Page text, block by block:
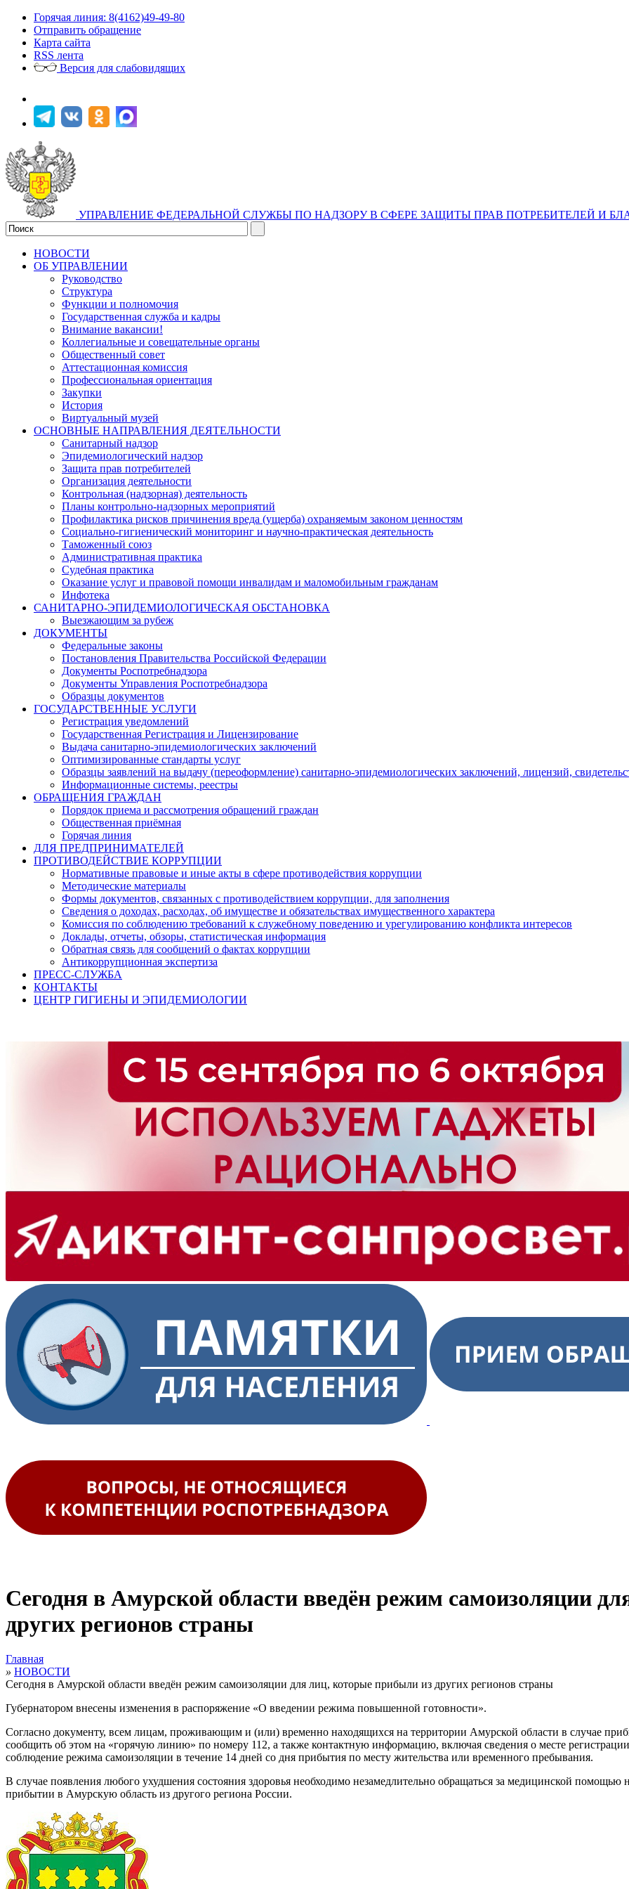
Горячая линия: 8(4162)49-49-80
Отправить обращение
Карта сайта
RSS лента
Версия для слабовидящих
УПРАВЛЕНИЕ ФЕДЕРАЛЬНОЙ СЛУЖБЫ ПО НАДЗОРУ В СФЕРЕ ЗАЩИТЫ ПРАВ ПОТРЕБИТЕЛЕЙ И
НОВОСТИ
ОБ УПРАВЛЕНИИ
Руководство
Структура
Функции и полномочия
Государственная служба и кадры
Внимание вакансии!
Коллегиальные и совещательные органы
Общественный совет
Аттестационная комиссия
Профессиональная ориентация
Закупки
История
Виртуальный музей
ОСНОВНЫЕ НАПРАВЛЕНИЯ ДЕЯТЕЛЬНОСТИ
Санитарный надзор
Эпидемиологический надзор
Защита прав потребителей
Организация деятельности
Контрольная (надзорная) деятельность
Планы контрольно-надзорных мероприятий
Профилактика рисков причинения вреда (ущерба) охраняемым законом ценностям
Социально-гигиенический мониторинг и научно-практическая деятельность
Таможенный союз
Административная практика
Судебная практика
Оказание услуг и правовой помощи инвалидам и маломобильным гражданам
Инфотека
САНИТАРНО-ЭПИДЕМИОЛОГИЧЕСКАЯ ОБСТАНОВКА
Выезжающим за рубеж
ДОКУМЕНТЫ
Федеральные законы
Постановления Правительства Российской Федерации
Документы Роспотребнадзора
Документы Управления Роспотребнадзора
Образцы документов
ГОСУДАРСТВЕННЫЕ УСЛУГИ
Регистрация уведомлений
Государственная Регистрация и Лицензирование
Выдача санитарно-эпидемиологических заключений
Оптимизированные стандарты услуг
Образцы заявлений на выдачу (переоформление) санитарно-эпидемиологических заключений, лицензий,
Информационные системы, реестры
ОБРАЩЕНИЯ ГРАЖДАН
Порядок приема и рассмотрения обращений граждан
Общественная приёмная
Горячая линия
ДЛЯ ПРЕДПРИНИМАТЕЛЕЙ
ПРОТИВОДЕЙСТВИЕ КОРРУПЦИИ
Нормативные правовые и иные акты в сфере противодействия коррупции
Методические материалы
Формы документов, связанных с противодействием коррупции, для заполнения
Сведения о доходах, расходах, об имуществе и обязательствах имущественного характера
Комиссия по соблюдению требований к служебному поведению и урегулированию конфликта интересов
Доклады, отчеты, обзоры, статистическая информация
Обратная связь для сообщений о фактах коррупции
Антикоррупционная экспертиза
ПРЕСС-СЛУЖБА
КОНТАКТЫ
ЦЕНТР ГИГИЕНЫ И ЭПИДЕМИОЛОГИИ
Сегодня в Амурской области введён режим самоизоляции
других регионов страны
Главная
» НОВОСТИ
Сегодня в Амурской области введён режим самоизоляции для лиц, которые прибыли из других регионов страны
Губернатором внесены изменения в распоряжение «О введении режима повышенной готовности».
Согласно документу, всем лицам, проживающим и (или) временно находящихся на территории Амурской области в случае
сообщить об этом на «горячую линию» по номеру 112, а также контактную информацию, включая сведения о месте
соблюдение режима самоизоляции в течение 14 дней со дня прибытия по месту жительства или временного пребывания.
В случае появления любого ухудшения состояния здоровья необходимо незамедлительно обращаться за медицинской
прибытии в Амурскую область из другого региона России.